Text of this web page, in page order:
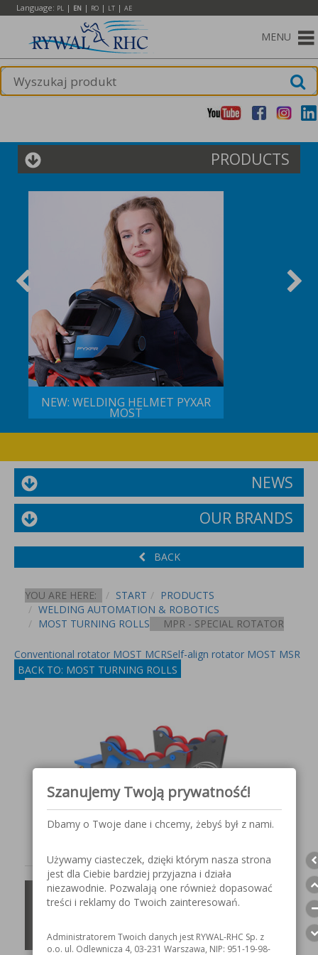
Language: PL | EN | RO | LT | AE
MENU
PRODUCTS
NEW: WELDING HELMET PYXAR
MOST
NEWS
OUR BRANDS
BACK
YOU ARE HERE: START
PRODUCTS
WELDING AUTOMATION & ROBOTICS
MOST TURNING ROLLS
MPR - SPECIAL ROTATOR
Conventional rotator MOST MCRSelf-align rotator MOST MSR
BACK TO: MOST TURNING ROLLS
MPR - Special
rotator
Szanujemy Twoją prywatność!
Dbamy o Twoje dane i chcemy, żebyś był z nami.
Używamy ciasteczek, dzięki którym nasza strona
jest dla Ciebie bardziej przyjazna i działa
niezawodnie. Pozwalają one również dopasować
treści i reklamy do Twoich zainteresowań.
Administratorem Twoich danych jest RYWAL-RHC Sp. z
o.o. ul. Odlewnicza 4, 03-231 Warszawa, NIP: 951-19-98-